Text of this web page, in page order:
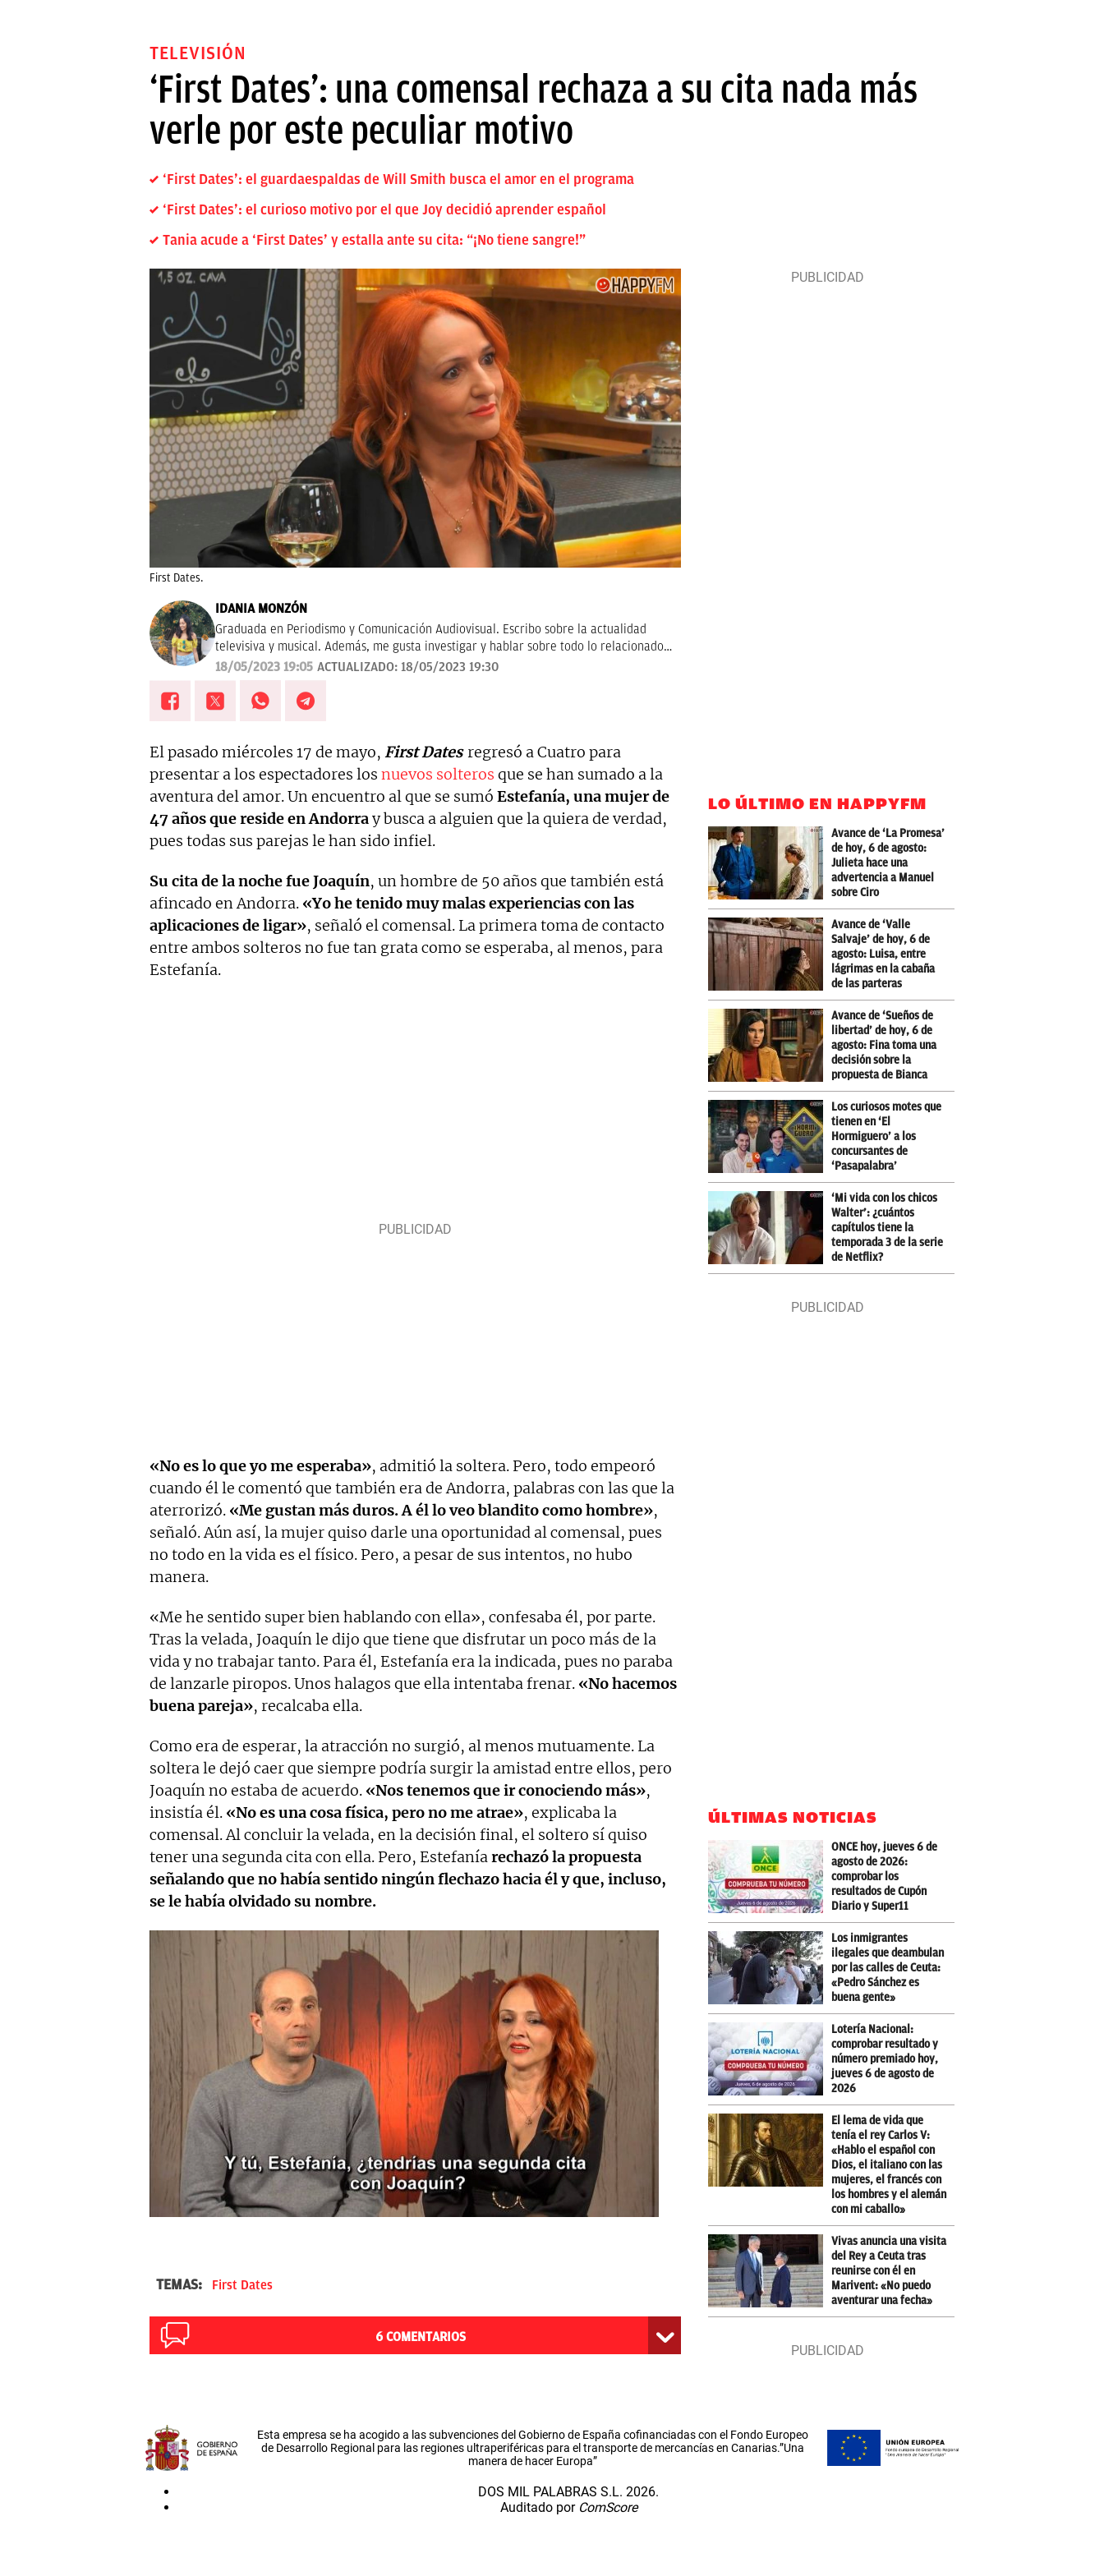
TELEVISIÓN
‘First Dates’: una comensal rechaza a su cita nada más
verle por este peculiar motivo
‘First Dates’: el guardaespaldas de Will Smith busca el amor en el programa
‘First Dates’: el curioso motivo por el que Joy decidió aprender español
Tania acude a ‘First Dates’ y estalla ante su cita: “¡No tiene sangre!”
First Dates.
IDANIA MONZÓN
Graduada en Periodismo y Comunicación Audiovisual. Escribo sobre la actualidad
televisiva y musical. Además, me gusta investigar y hablar sobre todo lo relacionado
con las ficciones del momento, tanto de la pequeña como gran pantalla.
18/05/2023 19:05 ACTUALIZADO: 18/05/2023 19:30
El pasado miércoles 17 de mayo, First Datesregresó a Cuatro para
presentar a los espectadores los nuevos solteros que se han sumado a la
aventura del amor. Un encuentro al que se sumó Estefanía, una mujer de
47 años que reside en Andorray busca a alguien que la quiera de verdad,
pues todas sus parejas le han sido infiel.
Su cita de la noche fue Joaquín, un hombre de 50 años que también está
afincado en Andorra. «Yo he tenido muy malas experiencias con las
aplicaciones de ligar», señaló el comensal. La primera toma de contacto
entre ambos solteros no fue tan grata como se esperaba, al menos, para
Estefanía.
«No es lo que yo me esperaba», admitió la soltera. Pero, todo empeoró
cuando él le comentó que también era de Andorra, palabras con las que la
aterrorizó. «Me gustan más duros. A él lo veo blandito como hombre»,
señaló. Aún así, la mujer quiso darle una oportunidad al comensal, pues
no todo en la vida es el físico. Pero, a pesar de sus intentos, no hubo
manera.
«Me he sentido super bien hablando con ella», confesaba él, por parte.
Tras la velada, Joaquín le dijo que tiene que disfrutar un poco más de la
vida y no trabajar tanto. Para él, Estefanía era la indicada, pues no paraba
de lanzarle piropos. Unos halagos que ella intentaba frenar. «No hacemos
buena pareja», recalcaba ella.
Como era de esperar, la atracción no surgió, al menos mutuamente. La
soltera le dejó caer que siempre podría surgir la amistad entre ellos, pero
Joaquín no estaba de acuerdo. «Nos tenemos que ir conociendo más»,
insistía él. «No es una cosa física, pero no me atrae», explicaba la
comensal. Al concluir la velada, en la decisión final, el soltero sí quiso
tener una segunda cita con ella. Pero, Estefaníarechazó la propuesta
señalando que no había sentido ningún flechazo hacia él y que, incluso,
se le había olvidado su nombre.
TEMAS: First Dates
6 COMENTARIOS
LO ÚLTIMO EN HAPPYFM
Avance de ‘La Promesa’
de hoy, 6 de agosto:
Julieta hace una
advertencia a Manuel
sobre Ciro
Avance de ‘Valle
Salvaje’ de hoy, 6 de
agosto: Luisa, entre
lágrimas en la cabaña
de las parteras
Avance de ‘Sueños de
libertad’ de hoy, 6 de
agosto: Fina toma una
decisión sobre la
propuesta de Bianca
Los curiosos motes que
tienen en ‘El
Hormiguero’ a los
concursantes de
‘Pasapalabra’
‘Mi vida con los chicos
Walter’: ¿cuántos
capítulos tiene la
temporada 3 de la serie
de Netflix?
ÚLTIMAS NOTICIAS
ONCE hoy, jueves 6 de
agosto de 2026:
comprobar los
resultados de Cupón
Diario y Super11
Los inmigrantes
ilegales que deambulan
por las calles de Ceuta:
«Pedro Sánchez es
buena gente»
Lotería Nacional:
comprobar resultado y
número premiado hoy,
jueves 6 de agosto de
2026
El lema de vida que
tenía el rey Carlos V:
«Hablo el español con
Dios, el italiano con las
mujeres, el francés con
los hombres y el alemán
con mi caballo»
Vivas anuncia una visita
del Rey a Ceuta tras
reunirse con él en
Marivent: «No puedo
aventurar una fecha»
Esta empresa se ha acogido a las subvenciones del Gobierno de España cofinanciadas con el Fondo Europeo
de Desarrollo Regional para las regiones ultraperiféricas para el transporte de mercancías en Canarias.”Una
manera de hacer Europa”
DOS MIL PALABRAS S.L. 2026.
Auditado por ComScore